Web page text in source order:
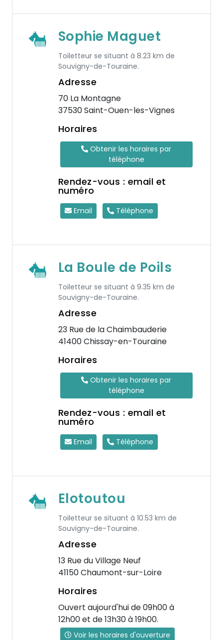
Sophie Maguet
Toiletteur se situant à 8.23 km de
Souvigny-de-Touraine.
Adresse
70 La Montagne
37530 Saint-Ouen-les-Vignes
Horaires
Obtenir les horaires par
téléphone
Rendez-vous : email et
numéro
Email Téléphone
La Boule de Poils
Toiletteur se situant à 9.35 km de
Souvigny-de-Touraine.
Adresse
23 Rue de la Chaimbauderie
41400 Chissay-en-Touraine
Horaires
Obtenir les horaires par
téléphone
Rendez-vous : email et
numéro
Email Téléphone
Elotoutou
Toiletteur se situant à 10.53 km de
Souvigny-de-Touraine.
Adresse
13 Rue du Village Neuf
41150 Chaumont-sur-Loire
Horaires
Ouvert aujourd'hui de 09h00 à
12h00 et de 13h30 à 19h00.
Voir les horaires d'ouverture